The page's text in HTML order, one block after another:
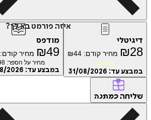
איזה פורמט בא לך?
₪ מחיר קודם: ₪44
עד:31/08/2026
מודפס
₪ 49 מחיר קודם: ₪68.6
מחיר על הספר: ₪98
במבצע עד:31/08/2026
כמתנה